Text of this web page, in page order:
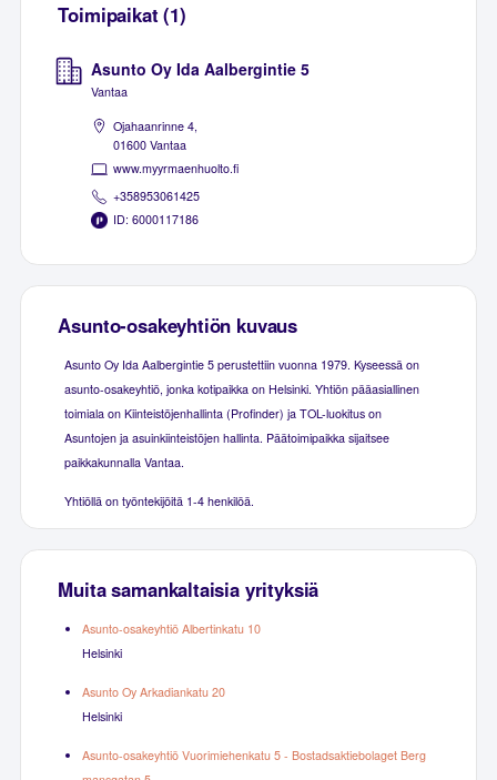
Toimipaikat (1)
Asunto Oy Ida Aalbergintie 5
Vantaa
Ojahaanrinne 4,
01600 Vantaa
www.myyrmaenhuolto.fi
+358953061425
ID: 6000117186
Asunto-osakeyhtiön kuvaus
Asunto Oy Ida Aalbergintie 5 perustettiin vuonna 1979. Kyseessä on
asunto-osakeyhtiö, jonka kotipaikka on Helsinki. Yhtiön pääasiallinen
toimiala on Kiinteistöjenhallinta (Profinder) ja TOL-luokitus on
Asuntojen ja asuinkiinteistöjen hallinta. Päätoimipaikka sijaitsee
paikkakunnalla Vantaa.
Yhtiöllä on työntekijöitä 1-4 henkilöä.
Muita samankaltaisia yrityksiä
Asunto-osakeyhtiö Albertinkatu 10
Helsinki
Asunto Oy Arkadiankatu 20
Helsinki
Asunto-osakeyhtiö Vuorimiehenkatu 5 - Bostadsaktiebolaget Berg